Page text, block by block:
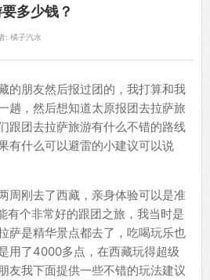
多少钱？
: 橘子汽水
的朋友然后报过团的，我打算和我
趟，然后想知道太原报团去拉萨旅
跟团去拉萨旅游有什么不错的路线
有什么可以避雷的小建议可以说
周刚去了西藏，亲身体验可以是准
个非常好的跟团之旅，我当时是
萨是精华景点都去了，吃喝玩乐也
用了4000多点，在西藏玩得超级
友我下面提供一些不错的玩法建议